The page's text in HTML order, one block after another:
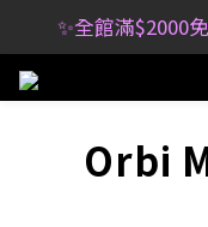
✨全館滿$2000
Orbi